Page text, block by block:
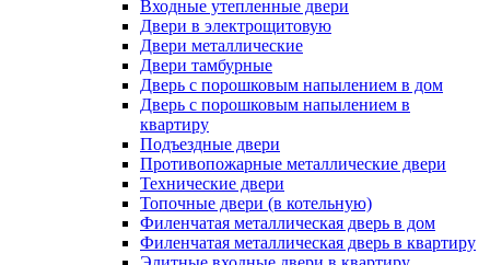
Входные утепленные двери
Двери в электрощитовую
Двери металлические
Двери тамбурные
Дверь с порошковым напылением в дом
Дверь с порошковым напылением в
квартиру
Подъездные двери
Противопожарные металлические двери
Технические двери
Топочные двери (в котельную)
Филенчатая металлическая дверь в дом
Филенчатая металлическая дверь в квартиру